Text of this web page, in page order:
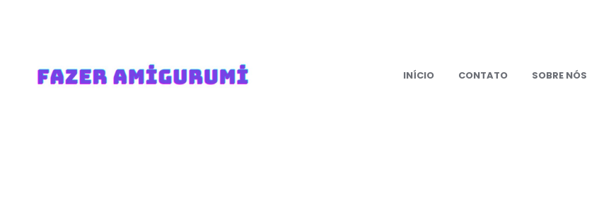
PDF
INÍCIO CONTATO SOBRE NÓS